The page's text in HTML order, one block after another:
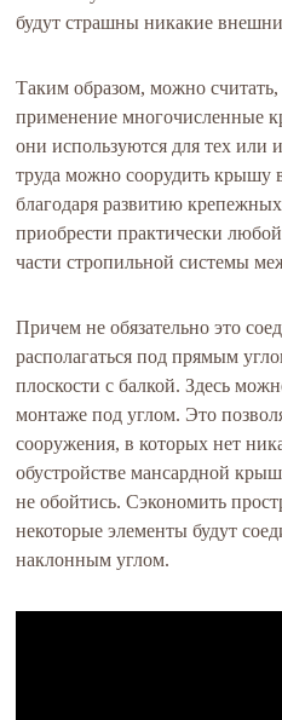
будут страшны никакие
Таким образом, можно
применение многочисленные
они используются для тех или
труда можно соорудить крышу
благодаря развитию
приобрести практически
части стропильной системы
Причем не обязательно это
располагаться под прямым
плоскости с балкой. Здесь
монтаже под углом. Это
сооружения, в которых нет
обустройстве мансардной
не обойтись. Сэкономить
некоторые элементы будут
наклонным углом.